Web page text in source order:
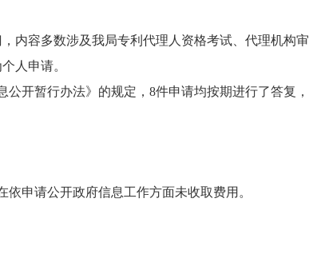
内容多数涉及我局专利代理人资格考试、代理机构审
人申请。
开暂行办法》的规定，8件申请均按期进行了答复，
申请公开政府信息工作方面未收取费用。